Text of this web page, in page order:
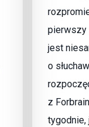
pierwszy
jest
o
z
tygodnie,